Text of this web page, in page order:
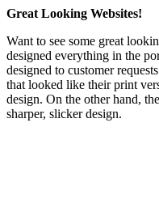
Great Looking Websites!
Want to see some great
designed everything in the
designed to customer
that looked like their print
design. On the other hand,
sharper, slicker design.